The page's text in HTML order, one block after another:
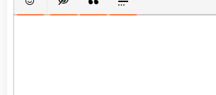
ВСТАВИТЬ СМАЙЛИК
ВСТАВКА СКРЫТОГО ТЕКСТА
ВСТАВКА ЦИТАТЫ
ВСТАВКА СПОЙЛЕРА